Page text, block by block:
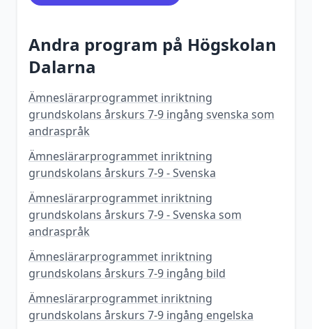
Andra program på Högskolan
Dalarna
Ämneslärarprogrammet inriktning
grundskolans årskurs 7-9 ingång svenska som
andraspråk
Ämneslärarprogrammet inriktning
grundskolans årskurs 7-9 - Svenska
Ämneslärarprogrammet inriktning
grundskolans årskurs 7-9 - Svenska som
andraspråk
Ämneslärarprogrammet inriktning
grundskolans årskurs 7-9 ingång bild
Ämneslärarprogrammet inriktning
grundskolans årskurs 7-9 ingång engelska